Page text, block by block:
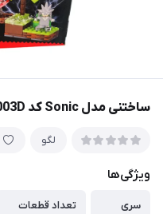
ساختنی مدل Sonic کد 12003D
لگو
ویژگی‌ها
سری
تعداد قطعات